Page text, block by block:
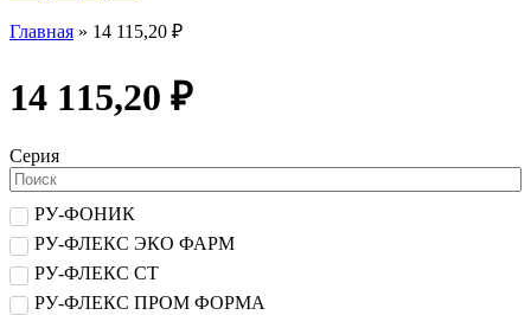
Главная » 14 115,20 ₽
14 115,20 ₽
Серия
РУ-ФОНИК
РУ-ФЛЕКС ЭКО ФАРМ
РУ-ФЛЕКС СТ
РУ-ФЛЕКС ПРОМ ФОРМА